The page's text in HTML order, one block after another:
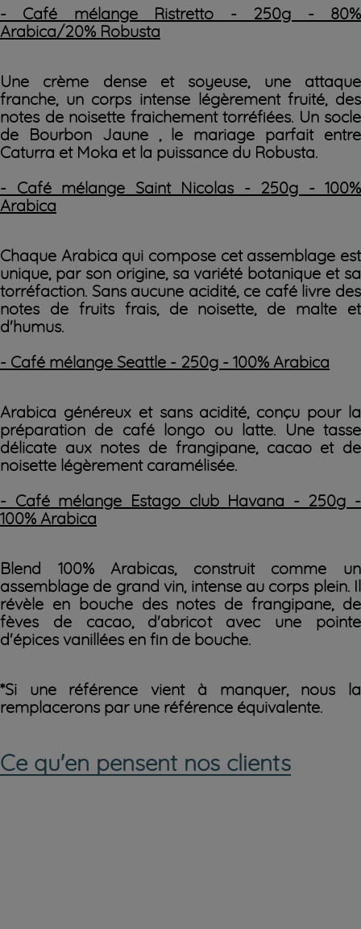
- Café mélange Ristretto - 250g - 80%
Arabica/20% Robusta
Une crème dense et soyeuse, une attaque
franche, un corps intense légèrement fruité, des
notes de noisette fraichement torréfiées. Un socle
de Bourbon Jaune , le mariage parfait entre
Caturra et Moka et la puissance du Robusta.
- Café mélange Saint Nicolas - 250g - 100%
Arabica
Chaque Arabica qui compose cet assemblage est
unique, par son origine, sa variété botanique et sa
torréfaction. Sans aucune acidité, ce café livre des
notes de fruits frais, de noisette, de malte et
d'humus.
- Café mélange Seattle - 250g - 100% Arabica
Arabica généreux et sans acidité, conçu pour la
préparation de café longo ou latte. Une tasse
délicate aux notes de frangipane, cacao et de
noisette légèrement caramélisée.
- Café mélange Estago club Havana - 250g -
100% Arabica
Blend 100% Arabicas, construit comme un
assemblage de grand vin, intense au corps plein. Il
révèle en bouche des notes de frangipane, de
fèves de cacao, d'abricot avec une pointe
d'épices vanillées en fin de bouche.
*Si une référence vient à manquer, nous la
remplacerons par une référence équivalente.
Ce qu'en pensent nos clients